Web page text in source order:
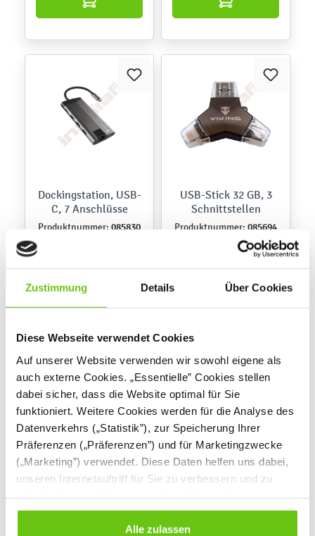
Zustimmung Details Über Cookies
Diese Webseite verwendet Cookies
Auf unserer Website verwenden wir sowohl eigene als
auch externe Cookies. „Essentielle” Cookies stellen
dabei sicher, dass die Website optimal für Sie
funktioniert. Weitere Cookies werden für die Analyse des
Datenverkehrs („Statistik”), zur Speicherung Ihrer
Präferenzen („Präferenzen”) und für Marketingzwecke
(„Marketing”) verwendet. Diese Daten helfen uns dabei,
unseren Internetauftriff für Sie zu verbessern und zu
Cookies Sie erlauben. Verweigern Sie Ihre Zustimmung,
wählen Sie „Alle ablehnen” – in diesem Fall werden nur
Alle zulassen
Dockingstation, USB-
C, 7 Anschlüsse
Produktnummer: 085830
69,90 €
USB-Stick 32 GB, 3
Schnittstellen
Produktnummer: 085694
99,90 €
Schnittstelle
085692